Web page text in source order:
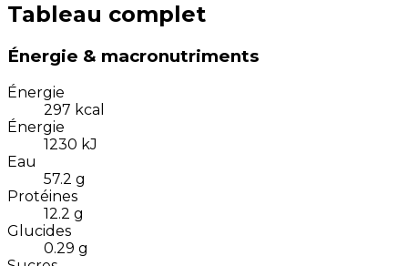
Tableau complet
Énergie & macronutriments
Énergie
297 kcal
Énergie
1230 kJ
Eau
57.2 g
Protéines
12.2 g
Glucides
0.29 g